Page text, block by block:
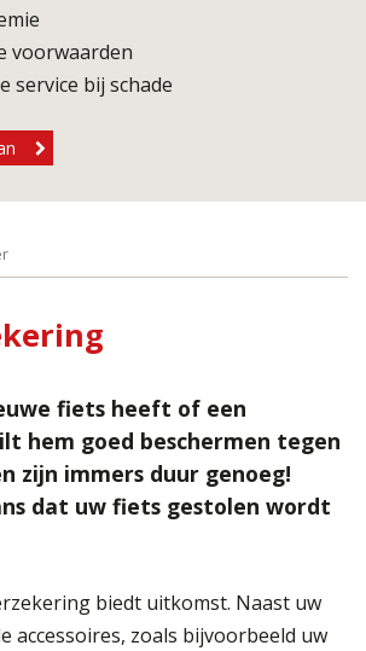
voorwaarden
service bij schade
fiets heeft of een
hem goed beschermen tegen
zijn immers duur genoeg!
dat uw fiets gestolen wordt
biedt uitkomst. Naast uw
accessoires, zoals bijvoorbeeld uw